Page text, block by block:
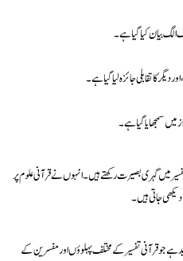
الگ بیان کیا گیا ہے۔
دیگر کا تقابلی جائزہ لیا گیا ہے۔
میں سمجھایا گیا ہے۔
میں گہری بصیرت رکھتے ہیں۔ انہوں نے قرآنی علوم پر
دیکھی جاتی ہیں۔
ہے جو قرآنی تفسیر کے مختلف پہلوؤں اور مفسرین کے